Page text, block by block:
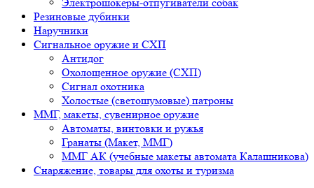
Резиновые дубинки
Наручники
Сигнальное оружие и СХП
Антидог
Охолощенное оружие (СХП)
Сигнал охотника
Холостые (светошумовые) патроны
ММГ, макеты, сувенирное оружие
Автоматы, винтовки и ружья
Гранаты (Макет, ММГ)
ММГ АК (учебные макеты автомата Калашникова)
Снаряжение, товары для охоты и туризма